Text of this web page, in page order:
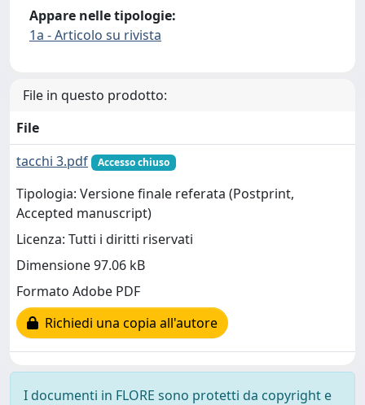
Appare nelle tipologie:
1a - Articolo su rivista
File in questo prodotto:
File
tacchi 3.pdf
Accesso chiuso
Tipologia: Versione finale referata (Postprint,
Accepted manuscript)
Licenza: Tutti i diritti riservati
Dimensione 97.06 kB
Formato Adobe PDF
Richiedi una copia all'autore
I documenti in FLORE sono protetti da copyright e